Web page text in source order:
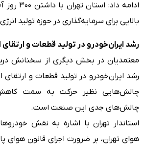
ادامه داد:
بالایی برای سرمایه‌گذاری در حوزه تولید
رشد ایران‌خودرو در تولید قطعات و
معتمدیان در بخش دیگری از سخنانش
رشد ایران‌خودرو در تولید قطعات و
چالش‌هایی نظیر حرکت به سمت
چالش‌های جدی این صنعت است.
استاندار تهران با اشاره به نقش
هوای تهران، بر ضرورت اجرای قانون هوای